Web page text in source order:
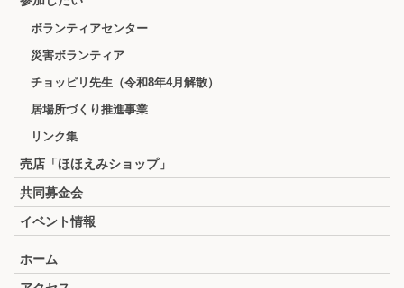
ボランティアセンター
災害ボランティア
チョッピリ先生（令和8年4月解散）
居場所づくり推進事業
リンク集
売店「ほほえみショップ」
共同募金会
イベント情報
ホーム